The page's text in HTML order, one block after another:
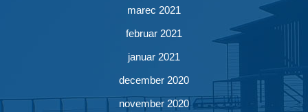
marec 2021
februar 2021
januar 2021
december 2020
november 2020